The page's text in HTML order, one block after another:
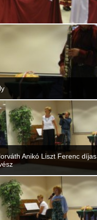
Anikó Liszt Ferenc díjas